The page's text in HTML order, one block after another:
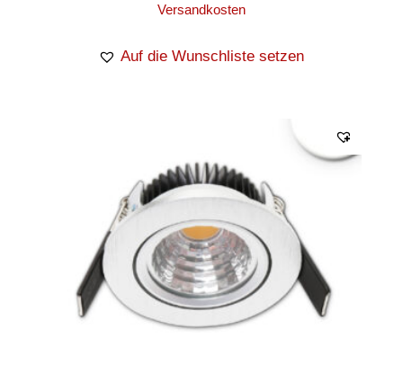
Versandkosten
Auf die Wunschliste setzen